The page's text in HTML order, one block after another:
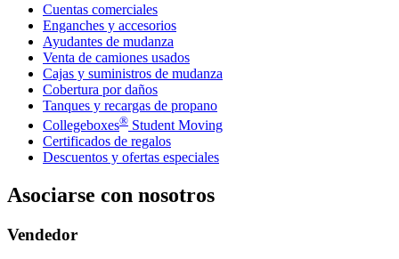
Cuentas comerciales
Enganches y accesorios
Ayudantes de mudanza
Venta de camiones usados
Cajas y suministros de mudanza
Cobertura por daños
Tanques y recargas de propano
Collegeboxes® Student Moving
Certificados de regalos
Descuentos y ofertas especiales
Asociarse con nosotros
Vendedor